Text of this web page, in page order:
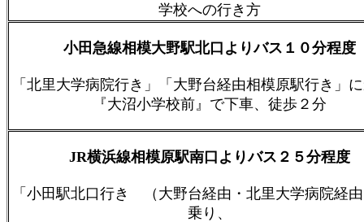
学校への行き方
小田急線相模大野駅北口よりバス１０分程度
「北里大学病院行き」「大野台経由相模原駅行き」
『大沼小学校前』で下車、徒歩２分
JR横浜線相模原駅南口よりバス２５分程度
「小田駅北口行き （大野台経由・北里大学病院経
乗り、